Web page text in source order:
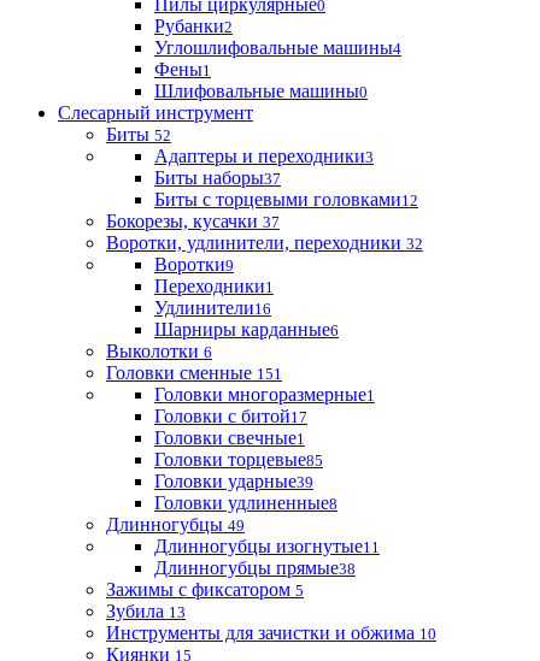
Пилы циркулярные0
Рубанки2
Углошлифовальные машины4
Фены1
Шлифовальные машины0
Слесарный инструмент
Биты 52
Адаптеры и переходники3
Биты наборы37
Биты с торцевыми головками12
Бокорезы, кусачки 37
Воротки, удлинители, переходники 32
Воротки9
Переходники1
Удлинители16
Шарниры карданные6
Выколотки 6
Головки сменные 151
Головки многоразмерные1
Головки с битой17
Головки свечные1
Головки торцевые85
Головки ударные39
Головки удлиненные8
Длинногубцы 49
Длинногубцы изогнутые11
Длинногубцы прямые38
Зажимы с фиксатором 5
Зубила 13
Инструменты для зачистки и обжима 10
Киянки 15